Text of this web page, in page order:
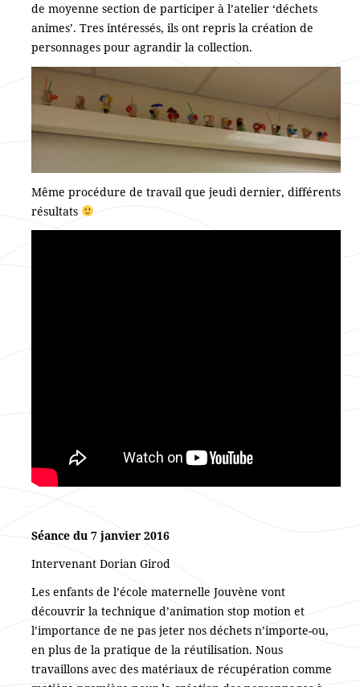
de moyenne section de participer à l’atelier ‘déchets
animes’. Tres intéressés, ils ont repris la création de
personnages pour agrandir la collection.
Même procédure de travail que jeudi dernier, différents
résultats
Séance du 7 janvier 2016
Intervenant Dorian Girod
Les enfants de l’école maternelle Jouvène vont
découvrir la technique d’animation stop motion et
l’importance de ne pas jeter nos déchets n’importe-ou,
en plus de la pratique de la réutilisation. Nous
travaillons avec des matériaux de récupération comme